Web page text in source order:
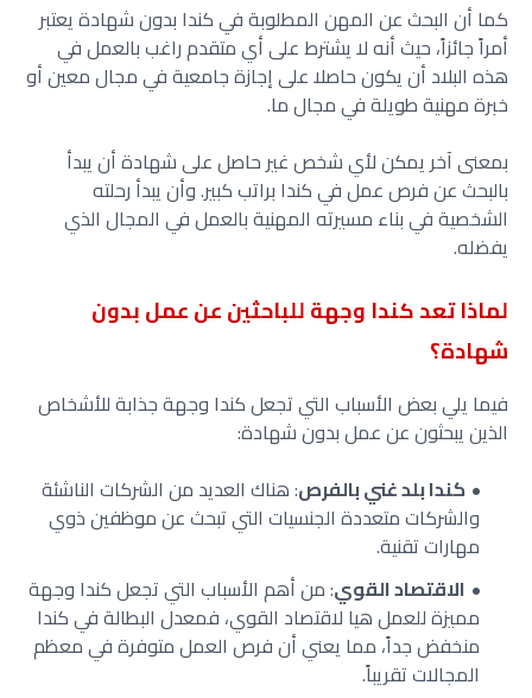
كما أن البحث عن المهن المطلوبة في كندا بدون شهادة يعتبر
أمراً جائزاً، حيث أنه لا يشترط على أي متقدم راغب بالعمل في
هذه البلاد أن يكون حاصلا على إجازة جامعية في مجال معين أو
خبرة مهنية طويلة في مجال ما.
بمعنى آخر يمكن لأي شخص غير حاصل على شهادة أن يبدأ
بالبحث عن فرص عمل في كندا براتب كبير. وأن يبدأ رحلته
الشخصية في بناء مسيرته المهنية بالعمل في المجال الذي
يفضله.
لماذا تعد كندا وجهة للباحثين عن عمل بدون
شهادة؟
فيما يلي بعض الأسباب التي تجعل كندا وجهة جذابة للأشخاص
الذين يبحثون عن عمل بدون شهادة:
كندا بلد غني بالفرص: هناك العديد من الشركات الناشئة
والشركات متعددة الجنسيات التي تبحث عن موظفين ذوي
مهارات تقنية.
الاقتصاد القوي: من أهم الأسباب التي تجعل كندا وجهة
مميزة للعمل هيا لاقتصاد القوي، فمعدل البطالة في كندا
منخفض جداً، مما يعني أن فرص العمل متوفرة في معظم
المجالات تقريباً.